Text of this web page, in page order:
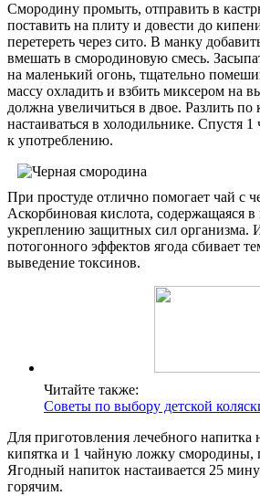
Смородину промыть, отправить в
поставить на плиту и довести до
перетереть через сито. В манку
вмешать в смородиновую смесь.
на маленький огонь, тщательно
массу охладить и взбить миксером на
должна увеличиться в двое. Разлить по
настаиваться в холодильнике. Спустя 1
к употреблению.
При простуде отлично помогает чай с
Аскорбиновая кислота, содержащаяся в
укреплению защитных сил организма.
потогонного эффектов ягода сбивает
выведение токсинов.
Читайте также:
Советы по выбору детской
Для приготовления лечебного напитка
кипятка и 1 чайную ложку смородины,
Ягодный напиток настаивается 25
горячим.